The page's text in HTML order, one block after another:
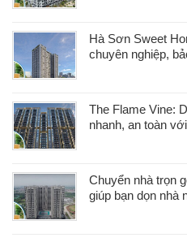
Hà Sơn Sweet
chuyên nghiệp,
The Flame Vine:
nhanh, an toàn
Chuyển nhà trọn
giúp bạn dọn nhà